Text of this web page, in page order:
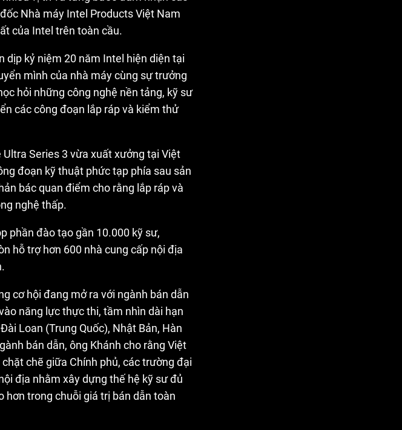
Nhà máy Intel Products Việt Nam
của Intel trên toàn cầu.
dịp kỷ niệm 20 năm Intel hiện diện tại
mình của nhà máy cùng sự trưởng
hỏi những công nghệ nền tảng, kỹ sư
các công đoạn lắp ráp và kiểm thử
Series 3 vừa xuất xưởng tại Việt
đoạn kỹ thuật phức tạp phía sau sản
bác quan điểm cho rằng lắp ráp và
nghệ thấp.
phần đào tạo gần 10.000 kỹ sư,
hỗ trợ hơn 600 nhà cung cấp nội địa
cơ hội đang mở ra với ngành bán dẫn
năng lực thực thi, tầm nhìn dài hạn
Loan (Trung Quốc), Nhật Bản, Hàn
bán dẫn, ông Khánh cho rằng Việt
chẽ giữa Chính phủ, các trường đại
địa nhằm xây dựng thế hệ kỹ sư đủ
hơn trong chuỗi giá trị bán dẫn toàn